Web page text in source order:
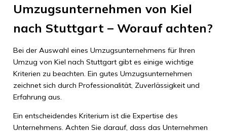
Umzugsunternehmen von Kiel
nach Stuttgart – Worauf achten?
Bei der Auswahl eines Umzugsunternehmens für Ihren
Umzug von Kiel nach Stuttgart gibt es einige wichtige
Kriterien zu beachten. Ein gutes Umzugsunternehmen
zeichnet sich durch Professionalität, Zuverlässigkeit und
Erfahrung aus.
Ein entscheidendes Kriterium ist die Expertise des
Unternehmens. Achten Sie darauf, dass das Unternehmen